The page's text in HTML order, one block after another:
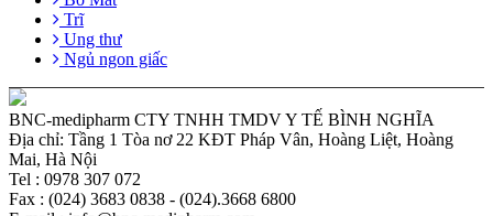
Trĩ
Ung thư
Ngủ ngon giấc
BNC-medipharm CTY TNHH TMDV Y TẾ BÌNH NGHĨA
Địa chỉ: Tầng 1 Tòa nơ 22 KĐT Pháp Vân, Hoàng Liệt, Hoàng
Mai, Hà Nội
Tel : 0978 307 072
Fax : (024) 3683 0838 - (024).3668 6800